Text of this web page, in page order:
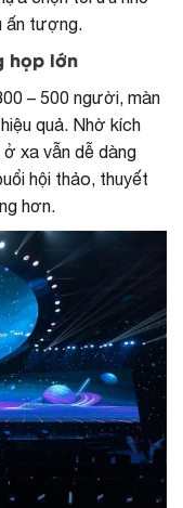
ấn tượng.
họp lớn
– 500 người, màn
quả. Nhờ kích
xa vẫn dễ dàng
hội thảo, thuyết
hơn.